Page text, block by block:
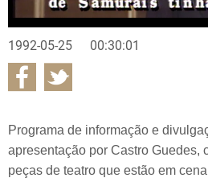
1992-05-25 00:30:01
Programa de informação e
apresentação por Castro Guedes,
peças de teatro que estão em